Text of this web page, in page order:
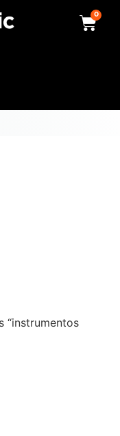
0
“instrumentos